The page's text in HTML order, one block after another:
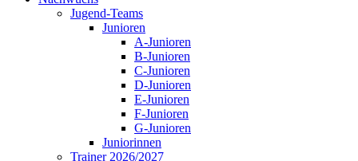
Jugend-Teams
Junioren
A-Junioren
B-Junioren
C-Junioren
D-Junioren
E-Junioren
F-Junioren
G-Junioren
Juniorinnen
Trainer 2026/2027